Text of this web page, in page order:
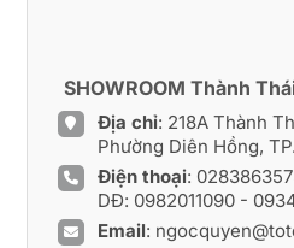
SHOWROOM Thành
Địa chỉ: 218A Thành
Phường Diên Hồng,
Điện thoại:
DĐ: 0982011090-
Email: